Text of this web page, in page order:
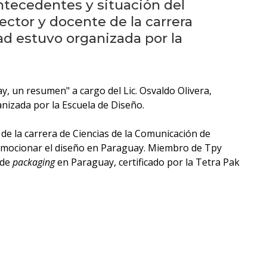
eventos
Testimonios
La
facultad
los
y situación del
y docente de la carrera
estuvo organizada por la
un resumen" a cargo del Lic. Osvaldo Olivera,
por la Escuela de Diseño.
la carrera de Ciencias de la Comunicación de
el diseño en Paraguay. Miembro de Tpy
packagingen Paraguay, certificado por la Tetra Pak